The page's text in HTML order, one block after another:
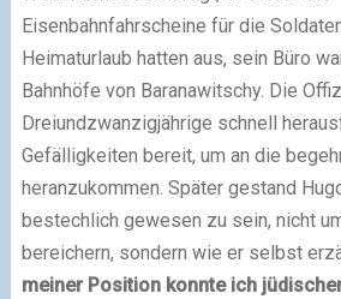
Eisenbahnfahrscheine für die
Heimaturlaub hatten aus, sein Büro
Bahnhöfe von Baranawitschy. Die
Dreiundzwanzigjährige schnell
Gefälligkeiten bereit, um an die
heranzukommen. Später gestand
bestechlich gewesen zu sein, nicht
bereichern, sondern wie er selbst
meiner Position konnte ich